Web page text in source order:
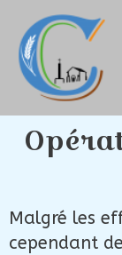
Malgré les
cependant